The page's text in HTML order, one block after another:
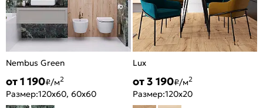
Nembus Green
от 1 190₽/м2
Размер:120x60, 60x60
Lux
от 3 190₽/м2
Размер:120x20